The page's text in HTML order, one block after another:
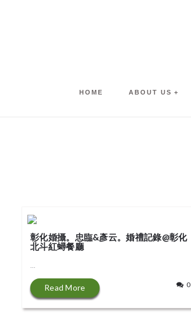
HOME ABOUT US
彰化婚攝。忠臨&彥云。婚禮記錄@彰化
北斗紅蟳餐廳
...
Read More 0